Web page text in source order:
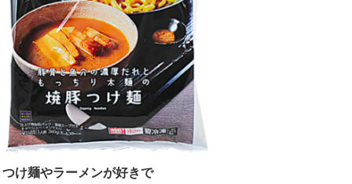
つけ麺やラーメンが好きで